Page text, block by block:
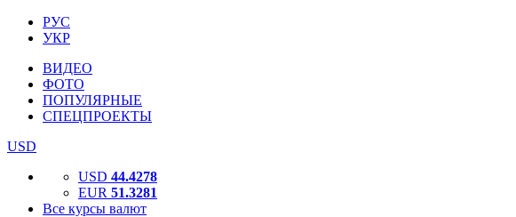
РУС
УКР
ВИДЕО
ФОТО
ПОПУЛЯРНЫЕ
СПЕЦПРОЕКТЫ
USD
USD 44.4278
EUR 51.3281
Все курсы валют